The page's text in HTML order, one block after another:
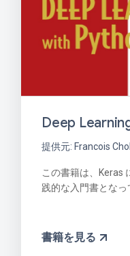
Deep
提供元: Francois
この書籍は、Keras
践的な入門書となっ
書籍を見る